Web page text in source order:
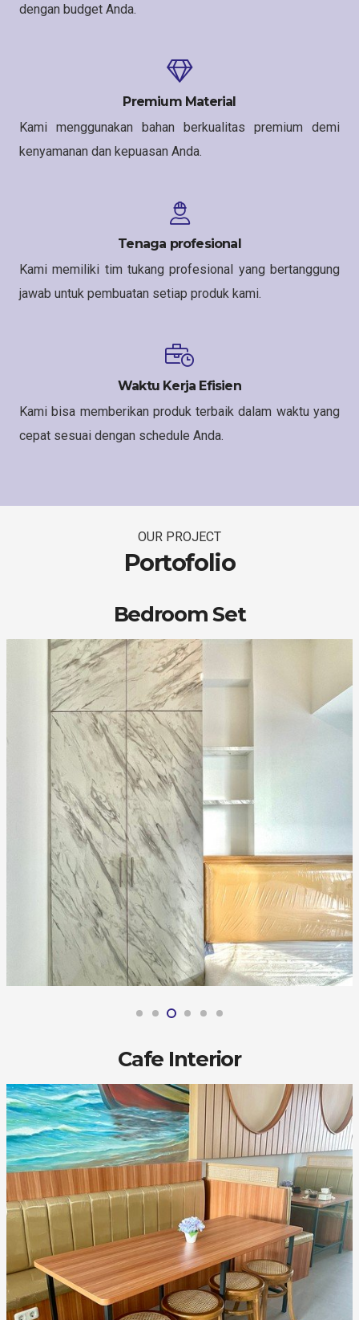
dengan budget Anda.
Premium Material
Kami menggunakan bahan berkualitas premium demi
kenyamanan dan kepuasan Anda.
Tenaga profesional
Kami memiliki tim tukang profesional yang bertanggung
jawab untuk pembuatan setiap produk kami.
Waktu Kerja Efisien
Kami bisa memberikan produk terbaik dalam waktu yang
cepat sesuai dengan schedule Anda.
OUR PROJECT
Portofolio
Bedroom Set
Cafe Interior